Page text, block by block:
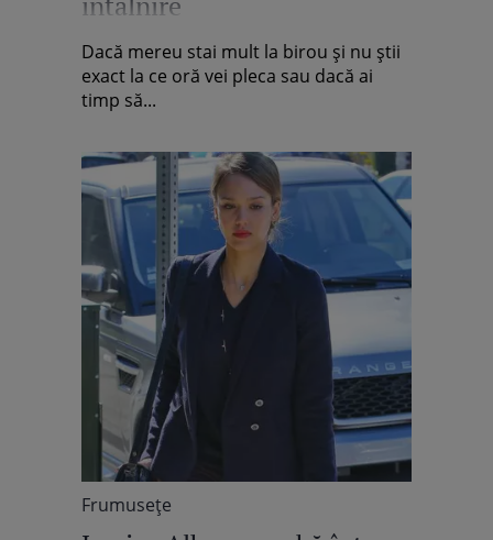
Dacă mereu stai mult la birou şi nu ştii
exact la ce oră vei pleca sau dacă ai
timp să...
Frumuseţe